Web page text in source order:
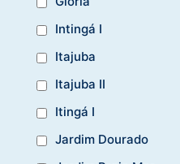
Intingá I
Itajuba
Itajuba II
Itingá I
Jardim Dourado